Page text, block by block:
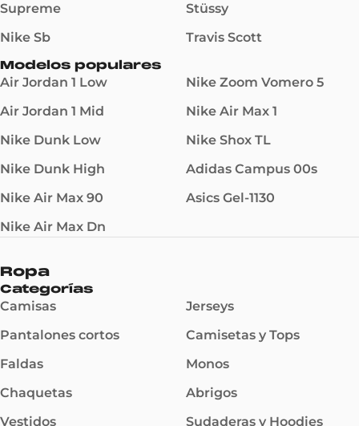
Supreme
Nike Sb
Stüssy
Travis Scott
Modelos populares
Air Jordan 1 Low
Air Jordan 1 Mid
Nike Dunk Low
Nike Dunk High
Nike Air Max 90
Nike Air Max Dn
Nike Zoom Vomero 5
Nike Air Max 1
Nike Shox TL
Adidas Campus 00s
Asics Gel-1130
Ropa
Categorías
Camisas
Pantalones cortos
Faldas
Chaquetas
Vestidos
Jerseys
Camisetas y Tops
Monos
Abrigos
Sudaderas y Hoodies